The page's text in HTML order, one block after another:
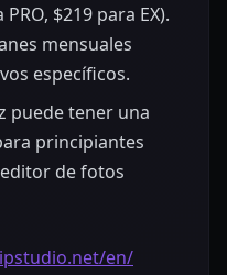
$219 para EX).
mensuales
específicos.
puede tener una
principiantes
de fotos
en/